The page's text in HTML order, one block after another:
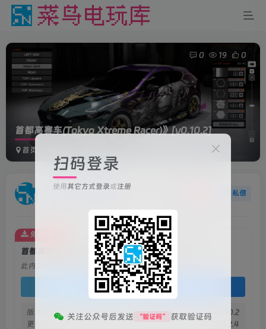
首都高赛车(Tokyo Xtreme Racer)》 [v0.10.2]
首页
0 19 0
菜鸟电玩 私信
首都高赛车(Tokyo Xtreme Racer)》[v0.10.2]
此内容为免费资源，请登录后查看
登录查看
版本信息
v0.10.2
更新日期
2025.2.4
免费资源
扫码登录
使用其它方式登录或注册
关注公众号后发送 “验证码” 获取验证码